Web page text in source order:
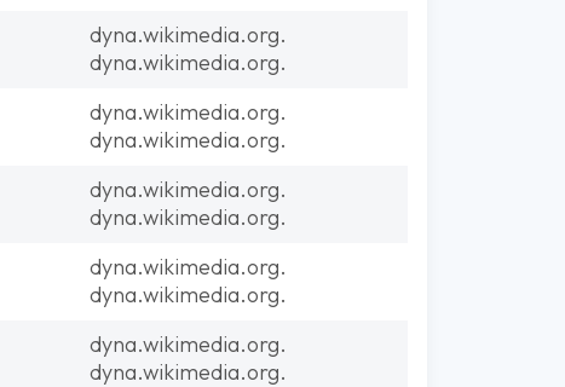
dyna.wikimedia.org.
dyna.wikimedia.org.
dyna.wikimedia.org.
dyna.wikimedia.org.
dyna.wikimedia.org.
dyna.wikimedia.org.
dyna.wikimedia.org.
dyna.wikimedia.org.
dyna.wikimedia.org.
dyna.wikimedia.org.